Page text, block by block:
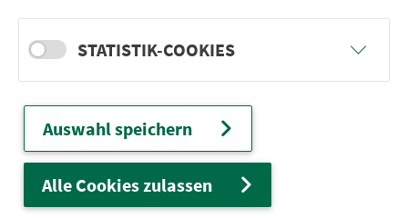
weiter
Ver­kehrs­ver­bund Groß­raum
Nürn­berg
22.000 Qua­drat­ki­lo­me­ter. 130 Ver­kehrs­un­
STATISTIK-COOKIES
Auswahl speichern
Alle Cookies zulassen